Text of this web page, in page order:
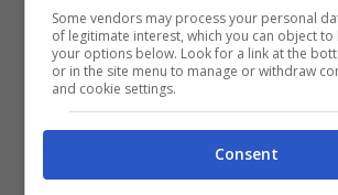
Dopo l’1-0 i ragazzi diVentura
qualche minuto l’intensità
ma riescono a reagire con il
sulla fascia sempre
dell’esterno delToroe quelle
Some vendors may process your personal
of legitimate interest, which you can object to
your options below. Look for a link at the
or in the site menu to manage or withdraw
and cookie settings.
Consent